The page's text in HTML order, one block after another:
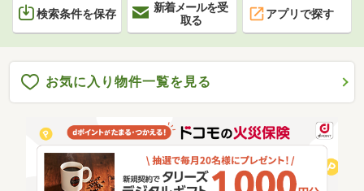
検索条件を保存
新着メールを受
取る
アプリで探す
お気に入り物件一覧を見る